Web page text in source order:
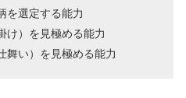
を選定する能力
け）を見極める能力
舞い）を見極める能力